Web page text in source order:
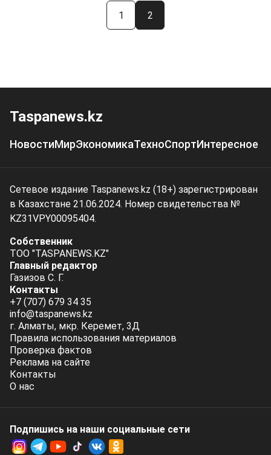
1 2
Taspanews.kz
НовостиМирЭкономикаТехноСпортИнтересное
Сетевое издание Taspanews.kz (18+) зарегистрирован
в Казахстане 21.06.2024. Номер свидетельства №
KZ31VPY00095404.
Собственник
ТОО "TASPANEWS.KZ"
Главный редактор
Газизов С. Г.
Контакты
+7 (707) 679 34 35
info@taspanews.kz
г. Алматы, мкр. Керемет, 3Д
Правила использования материалов
Проверка фактов
Реклама на сайте
Контакты
О нас
Подпишись на наши социальные cети